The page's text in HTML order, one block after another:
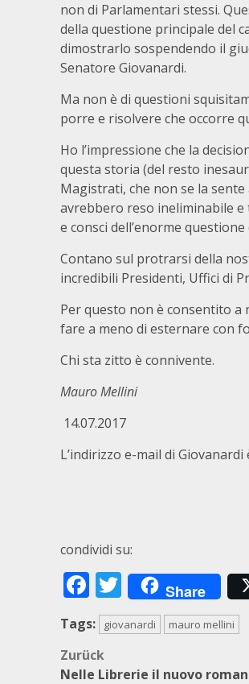
non di Parlamentari stessi.
della questione principale del
dimostrarlo sospendendo il
Senatore Giovanardi.
Ma non è di questioni
porre e risolvere che occorre
Ho l’impressione che la
questa storia (del resto
Magistrati, che non se la
avrebbero reso ineliminabile e
e consci dell’enorme
Contano sul protrarsi della
incredibili Presidenti, Uffici di
Per questo non è consentito a
fare a meno di esternare con
Chi sta zitto è connivente.
Mauro Mellini
14.07.2017
L’indirizzo e-mail di
condividi su:
Facebook
Twitter
Share
Tags: giovanardi mauro mellini
Zurück
Nelle Librerie il nuovo